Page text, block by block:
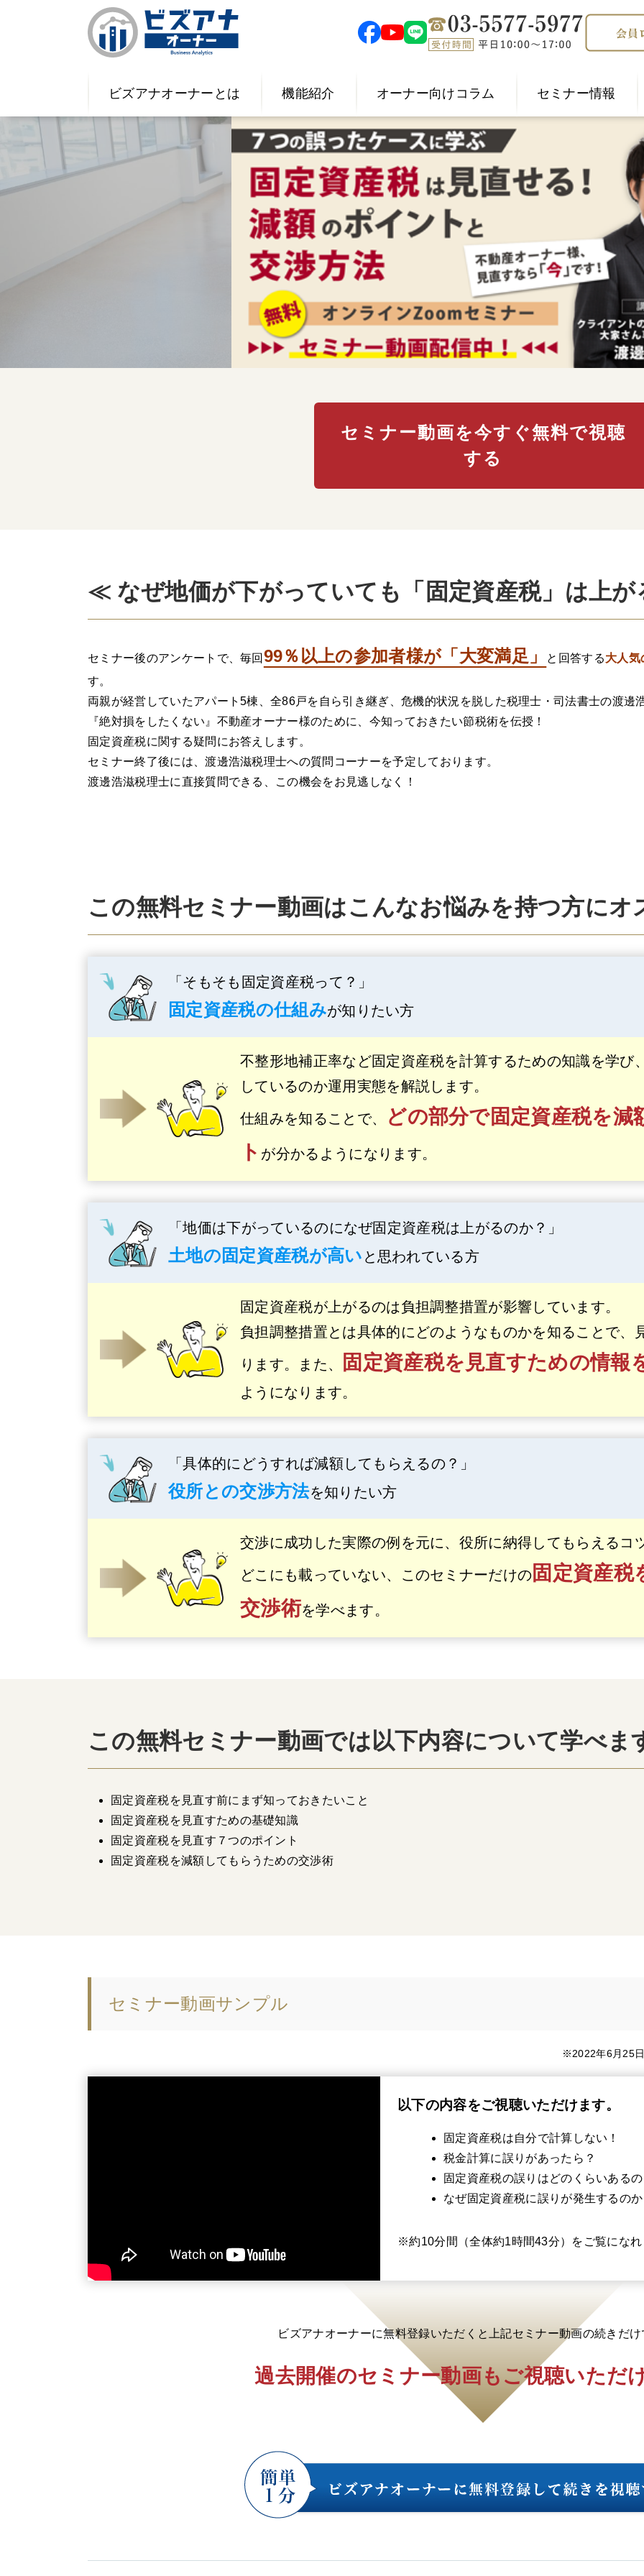
ビズアナオーナーとは 機能紹介 オーナー向けコラム セミナー情報
セミナー動画を今すぐ無料で視聴
する
≪ なぜ地価が下がっていても「固定資産税」は上
セミナー後のアンケートで、毎回 99％以上の参加者様が「大変満足」 と回答する大人気
す。
両親が経営していたアパート5棟、全86戸を自ら引き継ぎ、​危機的状況を脱した税理士・司法書士の渡邊
『絶対損をしたくない』不動産オーナー様のために、今知っておきたい節税術を伝授！
固定資産税に関する疑問にお答えします。
セミナー終了後には、渡邊浩滋税理士への質問コーナーを予定しております。
渡邊浩滋税理士に直接質問できる、​この機会をお見逃しなく！
この無料セミナー動画はこんなお悩みを持つ方にオ
「そもそも固定資産税って？」
固定資産税の仕組みが知りたい方
不整形地補正率など固定資産税を計算するための知識を学び
しているのか運用実態を解説します。
仕組みを知ることで、
どの部分で固定資産税を
ト が分かるようになります。
「地価は下がっているのになぜ固定資産税は上がるのか？」
土地の固定資産税が高い と思われている方
固定資産税が上がるのは負担調整措置が影響しています。
負担調整措置とは具体的にどのようなものかを知ることで、
ります。また、 固定資産税を見直すための情報
ようになります。
「具体的にどうすれば減額してもらえるの？」
役所との交渉方法を知りたい方
交渉に成功した実際の例を元に、役所に納得してもらえるコ
どこにも載っていない、このセミナーだけの 固定資産
交渉術を学べます。
この無料セミナー動画では以下内容について学べま
​固定資産税を見直す前にまず知っておきたいこと
​固定資産税を見直すための基礎知識
固定資産税を見直す７つのポイント
固定資産税を減額してもらうための交渉術
セミナー動画サンプル
※2022年6月25
以下の内容をご視聴いただけます。
​固定資産税は自分で計算しない！
税金計算に誤りがあったら？
固定資産税の誤りはどのくらいある
なぜ固定資産税に誤りが発生するの
※約10分間（全体約1時間43分）をご覧にな
ビズアナオーナーに無料登録いただくと 上記セミナー動画の続きだ
過去開催のセミナー動画も ご視聴いただ